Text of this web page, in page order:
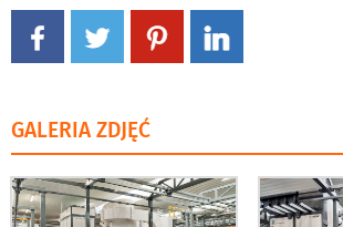
GALERIA ZDJĘĆ